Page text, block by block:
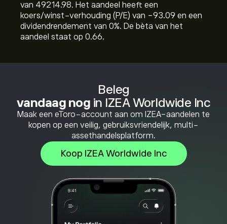
Beleg
vandaag nog in IZEA Worldwide Inc
Maak een eToro-account aan om IZEA-aandelen te
kopen op een veilig, gebruiksvriendelijk, multi-
assethandelsplatform.
Koop IZEA Worldwide Inc
van 49214.98. Het aandeel heeft een
koers/winst-verhouding (P/E) van -93.09 en een
dividendrendement van 0%. De bèta van het
aandeel staat op 0.66.